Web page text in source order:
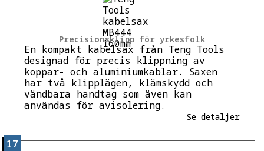
Precisionsklipp för yrkesfolk
En kompakt kabelsax från Teng Tools
designad för precis klippning av
koppar- och aluminiumkablar. Saxen
har två klipplägen, klämskydd och
vändbara handtag som även kan
användas för avisolering.
Se detaljer
17